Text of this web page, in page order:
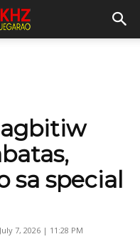
sa special
July 7, 2026 | 11:28 PM